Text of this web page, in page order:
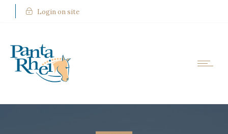
Login on site